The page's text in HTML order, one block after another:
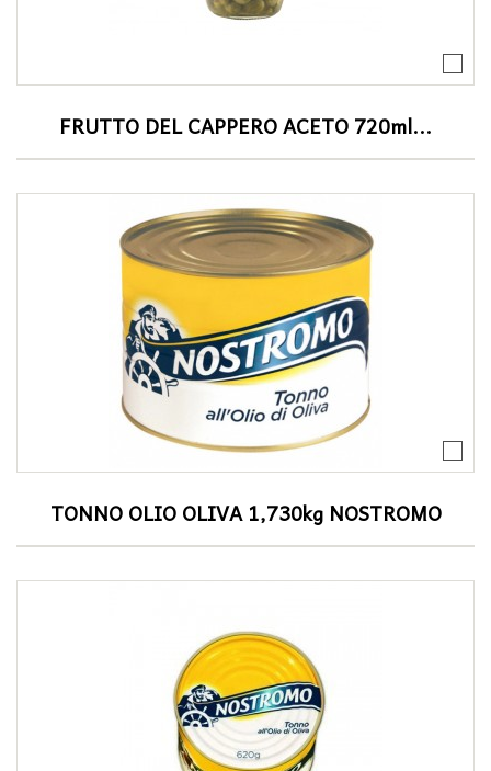
FRUTTO DEL CAPPERO ACETO 720ml...
TONNO OLIO OLIVA 1,730kg NOSTROMO